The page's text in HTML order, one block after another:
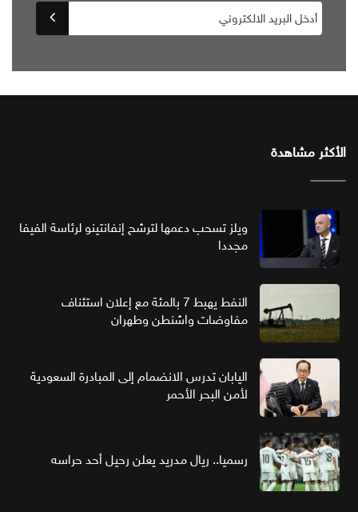
الأكثر مشاهدة
ويلز تسحب دعمها لترشح إنفانتينو لرئاسة الفيفا
مجددا
النفط يهبط 7 بالمئة مع إعلان استئناف
مفاوضات واشنطن وطهران
اليابان تدرس الانضمام إلى المبادرة السعودية
لأمن البحر الأحمر
رسميا.. ريال مدريد يعلن رحيل أحد حراسه